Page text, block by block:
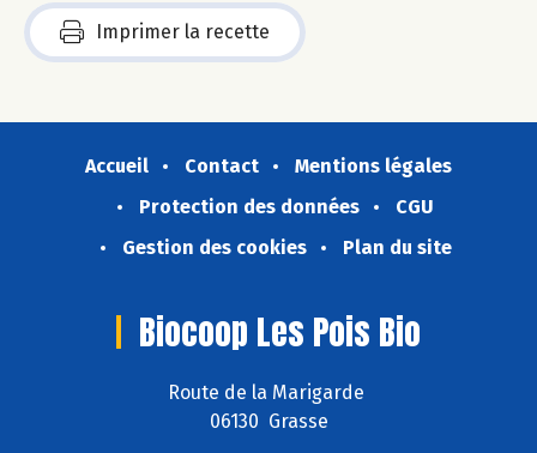
Imprimer la recette
Accueil Contact
Mentions légales
Protection des données
CGU
Gestion des cookies
Plan du site
Biocoop Les Pois Bio
Route de la Marigarde
06130 Grasse